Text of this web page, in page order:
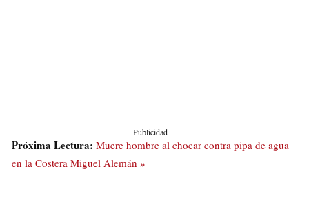
Publicidad
Próxima Lectura: Muere hombre al chocar contra pipa de agua
en la Costera Miguel Alemán »